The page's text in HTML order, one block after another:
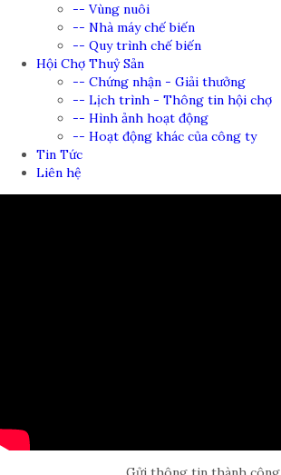
-- Vùng nuôi
-- Nhà máy chế biến
-- Quy trình chế biến
Hội Chợ Thuỷ Sản
-- Chứng nhận - Giải thưởng
-- Lịch trình - Thông tin hội chợ
-- Hình ảnh hoạt động
-- Hoạt động khác của công ty
Tin Tức
Liên hệ